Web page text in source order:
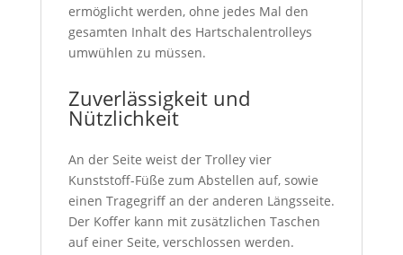
ermöglicht werden, ohne jedes Mal den
gesamten Inhalt des Hartschalentrolleys
umwühlen zu müssen.
Zuverlässigkeit und
Nützlichkeit
An der Seite weist der Trolley vier
Kunststoff-Füße zum Abstellen auf, sowie
einen Tragegriff an der anderen Längsseite.
Der Koffer kann mit zusätzlichen Taschen
auf einer Seite, verschlossen werden.